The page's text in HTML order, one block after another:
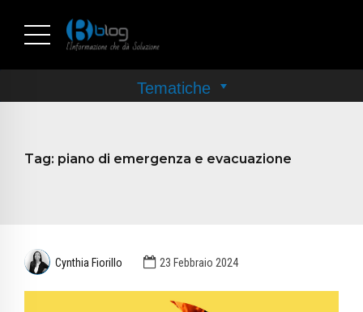
Tag: piano di emergenza e evacuazione
Cynthia Fiorillo 23 Febbraio 2024